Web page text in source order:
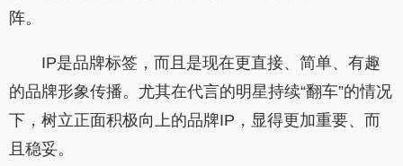
阵。
IP是品牌标签，而且是现在更直接、简单、有趣
的品牌形象传播。尤其在代言的明星持续“翻车”的情况
下，树立正面积极向上的品牌IP，显得更加重要、而
且稳妥。